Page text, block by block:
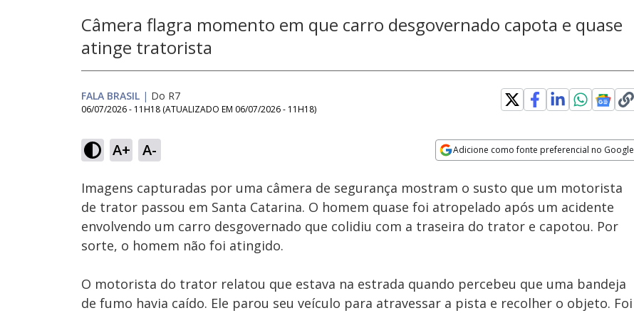
Câmera flagra momento em que carro desgovernado capota e quase
atinge tratorista
FALA BRASIL | Do R7
06/07/2026 - 11H18 (ATUALIZADO EM 06/07/2026 - 11H18)
A+ A- Adicione como fonte preferencial no Google
Ativar
Som
Velocidade
Imagens capturadas por uma câmera de segurança mostram o susto que um motorista
de trator passou em Santa Catarina. O homem quase foi atropelado após um acidente
envolvendo um carro desgovernado que colidiu com a traseira do trator e capotou. Por
sorte, o homem não foi atingido.
O motorista do trator relatou que estava na estrada quando percebeu que uma bandeja
de fumo havia caído. Ele parou seu veículo para atravessar a pista e recolher o objeto. Foi